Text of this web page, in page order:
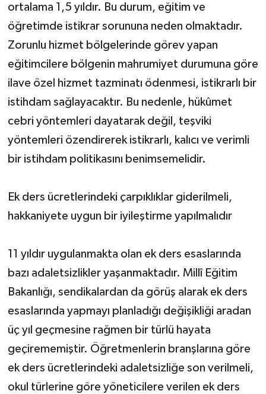
ortalama 1,5 yıldır. Bu durum, eğitim ve
öğretimde istikrar sorununa neden olmaktadır.
Zorunlu hizmet bölgelerinde görev yapan
eğitimcilere bölgenin mahrumiyet durumuna göre
ilave özel hizmet tazminatı ödenmesi, istikrarlı bir
istihdam sağlayacaktır. Bu nedenle, hükûmet
cebri yöntemleri dayatarak değil, teşviki
yöntemleri özendirerek istikrarlı, kalıcı ve verimli
bir istihdam politikasını benimsemelidir.
Ek ders ücretlerindeki çarpıklıklar giderilmeli,
hakkaniyete uygun bir iyileştirme yapılmalıdır
11 yıldır uygulanmakta olan ek ders esaslarında
bazı adaletsizlikler yaşanmaktadır. Millî Eğitim
Bakanlığı, sendikalardan da görüş alarak ek ders
esaslarında yapmayı planladığı değişikliği aradan
üç yıl geçmesine rağmen bir türlü hayata
geçirememiştir. Öğretmenlerin branşlarına göre
ek ders ücretlerindeki adaletsizliğe son verilmeli,
okul türlerine göre yöneticilere verilen ek ders